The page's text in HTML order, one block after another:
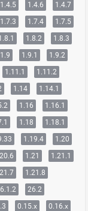
1.4.5 1.4.6
1.4.7
1.7.3 1.7.4
1.7.5
1.8.2
1.8.3
1.9 1.9.1
1.9.2
1.11.1
1.11.2
1.14
1.14.1
1.16
1.16.1
1.18
1.18.1
1.19.4
1.20
1.21
1.21.1
1.21.8
26.2
0.15.x
0.16.x